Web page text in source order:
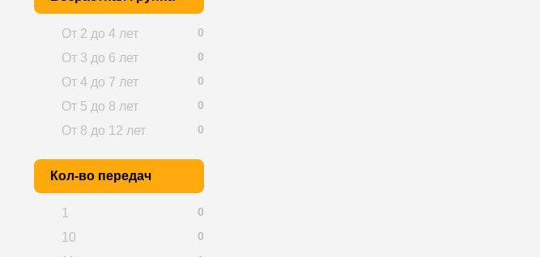
0
От 2 до 4 лет
0
От 3 до 6 лет
0
От 4 до 7 лет
0
От 5 до 8 лет
0
От 8 до 12 лет
Кол-во передач
0
1
0
10